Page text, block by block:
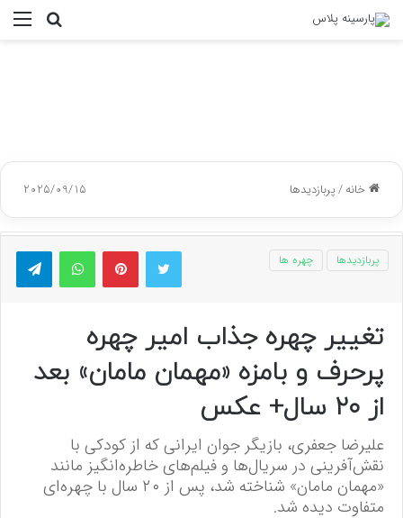
جستجو
خانه/پربازدیدها 2025/09/15
توییتر پینتریستواتس آپ
پربازدیدها چهره ها
تغییر چهره جذاب امیر چهره
پرحرف و بامزه «مهمان مامان» بعد
از ۲۰ سال+ عکس
علیرضا جعفری، بازیگر جوان ایرانی که از کودکی با
نقش‌آفرینی در سریال‌ها و فیلم‌های خاطره‌انگیز مانند
«مهمان مامان» شناخته شد، پس از ۲۰ سال با چهره‌ای
متفاوت دیده شد.